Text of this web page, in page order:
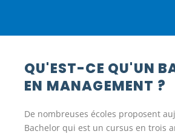
QU'EST-CE QU'UN
EN MANAGEMENT ?
De nombreuses écoles proposent
Bachelor qui est un cursus en trois